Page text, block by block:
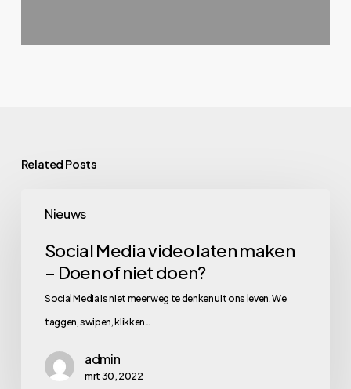
Related Posts
Nieuws
Media
video
laten
maken
Social Media video laten maken
– Doen of niet doen?
Social Media is niet meer weg te denken uit ons leven. We
taggen, swipen, klikken…
admin
mrt 30, 2022